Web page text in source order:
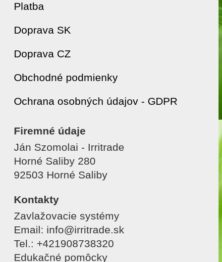
Platba
Doprava SK
Doprava CZ
Obchodné podmienky
Ochrana osobných údajov - GDPR
Firemné údaje
Ján Szomolai - Irritrade
Horné Saliby 280
92503 Horné Saliby
Kontakty
Zavlažovacie systémy
Email: info@irritrade.sk
Tel.: +421908738320
Edukačné pomôcky